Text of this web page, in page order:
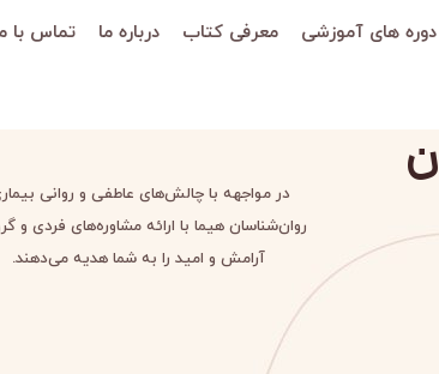
دوره های آموزشی معرفی کتاب درباره ما تماس با
در مواجهه با چالش‌های عاطفی و روانی
روان‌شناسان هیما با ارائه مشاوره‌های فردی و
آرامش و امید را به شما هدیه می‌دهند.